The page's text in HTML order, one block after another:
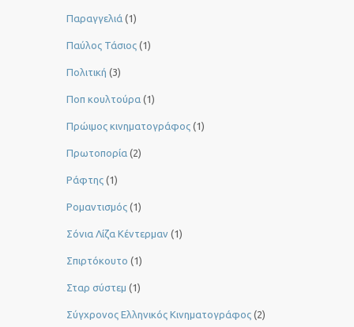
Παραγγελιά (1)
Παύλος Τάσιος (1)
Πολιτική (3)
Ποπ κουλτούρα (1)
Πρώιμος κινηματογράφος (1)
Πρωτοπορία (2)
Ράφτης (1)
Ρομαντισμός (1)
Σόνια Λίζα Κέντερμαν (1)
Σπιρτόκουτο (1)
Σταρ σύστεμ (1)
Σύγχρονος Ελληνικός Κινηματογράφος (2)